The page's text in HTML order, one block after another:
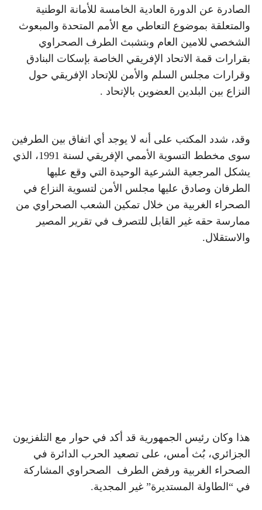
الصادرة عن الدورة العادية الخامسة للأمانة الوطنية
والمتعلقة بموضوع التعاطي مع الأمم المتحدة والمبعوث
الشخصي للامين العام وبتشبث الطرف الصحراوي
بقرارات قمة الاتحاد الإفريقي الخاصة بإسكات البنادق
وقرارات مجلس السلم والأمن للإتحاد الإفريقي حول
النزاع بين البلدين العضوين بالإتحاد .
وقد، شدد المكتب على أنه لا يوجد أي اتفاق بين الطرفين
سوى مخطط التسوية الأممي الإفريقي لسنة 1991، الذي
يشكل المرجعية الشرعية الوحيدة التي وقع عليها
الطرفان وصادق عليها مجلس الأمن لتسوية النزاع في
الصحراء الغربية من خلال تمكين الشعب الصحراوي من
ممارسة حقه غير القابل للتصرف في تقرير المصير
والاستقلال.
هذا وكان رئيس الجمهورية قد أكد في حوار مع التلفزيون
الجزائري، بُث أمس، على تصعيد الحرب الدائرة في
الصحراء الغربية ورفض الطرف الصحراوي المشاركة
في “الطاولة المستديرة” غير المجدية.